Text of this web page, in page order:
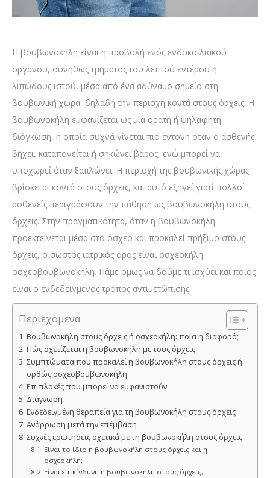
Η βουβωνοκήλη είναι η προβολή ενός ενδοκοιλιακού
οργάνου, συνήθως τμήματος του λεπτού εντέρου ή
λιπώδους ιστού, μέσα από ένα αδύναμο σημείο στη
βουβωνική χώρα, δηλαδή την περιοχή κοντά στους όρχεις. Η
βουβωνοκήλη εμφανίζεται ως μια ορατή ή ψηλαφητή
διόγκωση, η οποία συχνά γίνεται πιο έντονη όταν ο ασθενής
βήχει, καταπονείται ή σηκώνει βάρος, ενώ μπορεί να
υποχωρεί όταν ξαπλώνει. Η περιοχή της βουβωνικής χώρας
βρίσκεται κοντά στους όρχεις, και αυτό εξηγεί γιατί πολλοί
ασθενείς περιγράφουν την πάθηση ως βουβωνοκήλη στους
όρχεις. Στην πραγματικότητα, όταν η βουβωνοκήλη
προεκτείνεται μέσα στο όσχεο και προκαλεί πρήξιμο στους
όρχεις, ο σωστός ιατρικός όρος είναι οσχεοκήλη –
οσχεοβουβωνοκήλη. Πάμε όμως να δούμε τι ισχύει και ποιος
είναι ο ενδεδειγμένος τρόπος αντιμετώπισης.
Περιεχόμενα
Βουβωνοκήλη στους όρχεις ή οσχεοκήλη: ποια η διαφορά;
Πώς σχετίζεται η βουβωνοκήλη με τους όρχεις
Συμπτώματα που προκαλεί η βουβωνοκήλη στους όρχεις ή
ορθώς οσχεοβουβωνοκήλη
Επιπλοκές που μπορεί να εμφανιστούν
Διάγνωση
Ενδεδειγμένη θεραπεία για τη βουβωνοκήλη στους όρχεις
Ανάρρωση μετά την επέμβαση
Συχνές ερωτήσεις σχετικά με τη βουβωνοκήλη στους όρχεις
Είναι το ίδιο η βουβωνοκήλη στους όρχεις και η
οσχεοκήλη;
Είναι επικίνδυνη η βουβωνοκήλη στους όρχεις;